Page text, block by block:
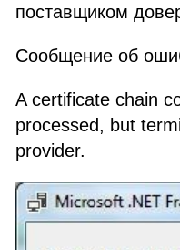
поставщиком
Сообщение об
A certificate chain
processed, but
provider.